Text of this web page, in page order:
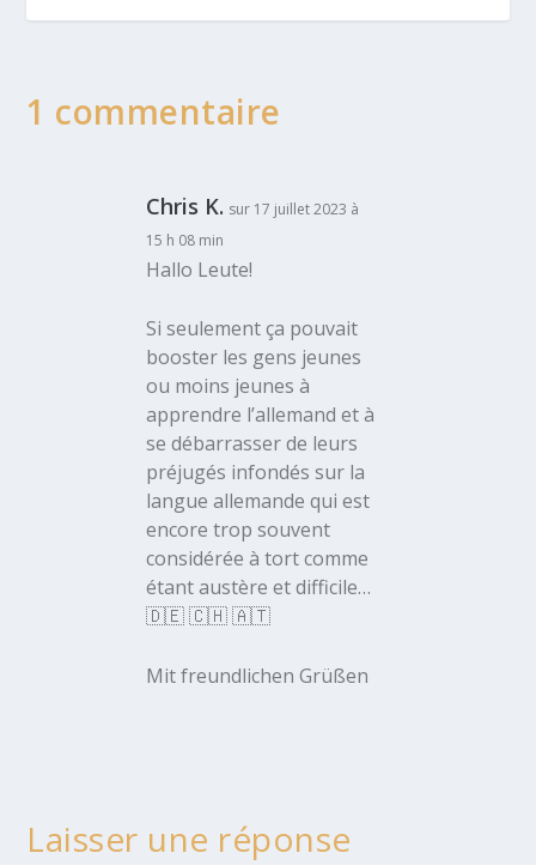
1 commentaire
Chris K. sur 17 juillet 2023 à
15 h 08 min
Hallo Leute!
Si seulement ça pouvait
booster les gens jeunes
ou moins jeunes à
apprendre l’allemand et à
se débarrasser de leurs
préjugés infondés sur la
langue allemande qui est
encore trop souvent
considérée à tort comme
étant austère et difficile…
🇩🇪 🇨🇭 🇦🇹
Mit freundlichen Grüßen
Laisser une réponse